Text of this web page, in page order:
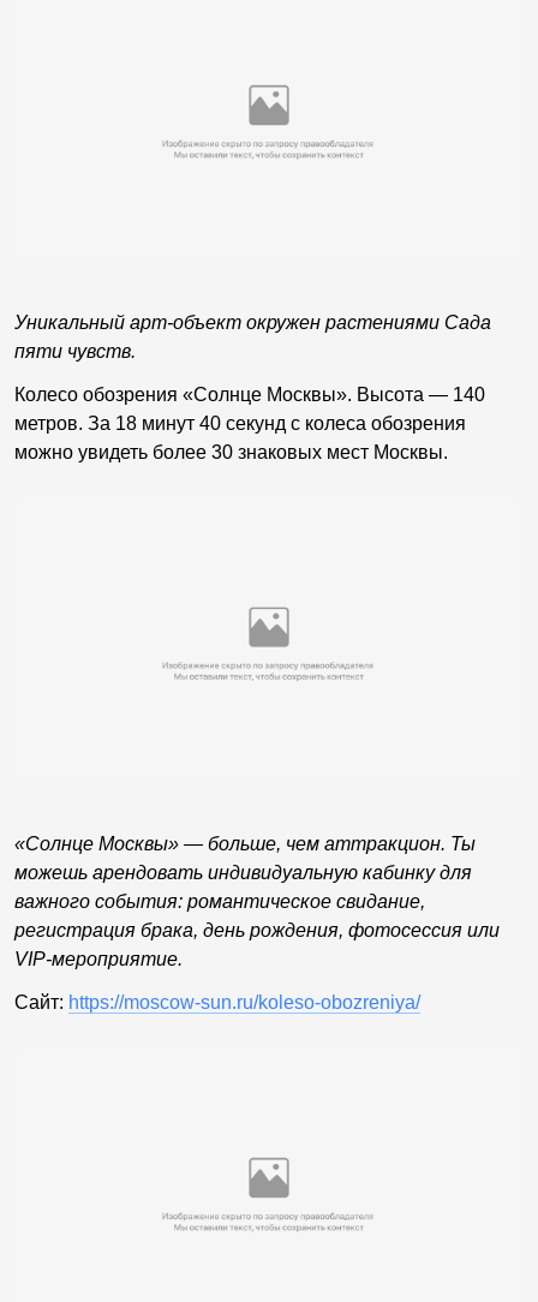
Уникальный арт-объект окружен растениями Сада
пяти чувств.
Колесо обозрения «Солнце Москвы». Высота — 140
метров. За 18 минут 40 секунд с колеса обозрения
можно увидеть более 30 знаковых мест Москвы.
«Солнце Москвы» — больше, чем аттракцион. Ты
можешь арендовать индивидуальную кабинку для
важного события: романтическое свидание,
регистрация брака, день рождения, фотосессия или
VIP-мероприятие.
Сайт: https://moscow-sun.ru/koleso-obozreniya/